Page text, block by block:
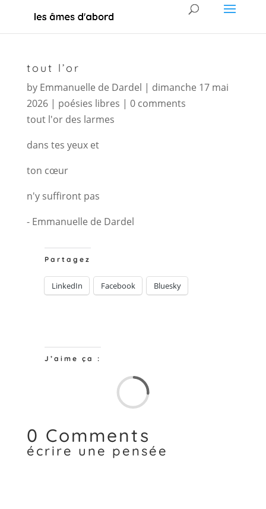
tout l’or
by Emmanuelle de Dardel | dimanche 17 mai
2026| poésies libres | 0 comments
tout l'or des larmes
dans tes yeux et
ton cœur
n'y suffiront pas
- Emmanuelle de Dardel
Partagez
LinkedIn Facebook Bluesky
J’aime ça :
0 Comments
écrire une pensée